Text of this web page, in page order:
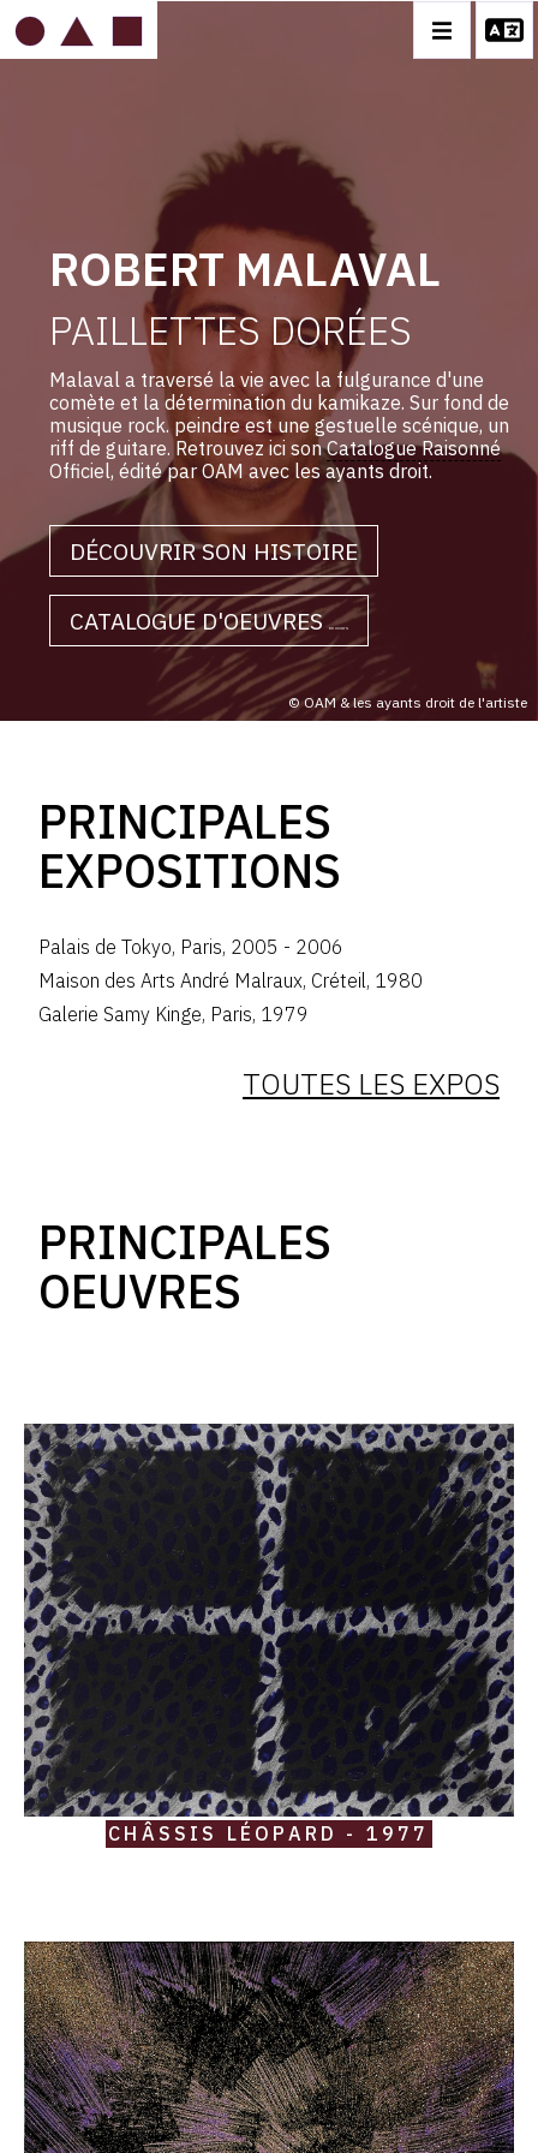
ROBERT MALAVAL
BIOGRAPHIE
CATALOGUE DES OEUVRES
CONTACT
ROBERT MALAVAL
PAILLETTES DORÉES
Malaval a traversé la vie avec la fulgurance d'une
comète et la détermination du kamikaze. Sur fond de
musique rock. peindre est une gestuelle scénique, un
riff de guitare. Retrouvez ici sonCatalogue Raisonné
Officiel, édité par OAM avec les ayants droit.
DÉCOUVRIR SON HISTOIRE
CATALOGUE D'OEUVRESen cours
MOBILE
© OAM & les ayants droit de l'artiste
PRINCIPALES
EXPOSITIONS
Palais de Tokyo, Paris, 2005 - 2006
Maison des Arts André Malraux, Créteil, 1980
Galerie Samy Kinge, Paris, 1979
TOUTES LES EXPOS
PRINCIPALES
OEUVRES
raisonné,
Robert
Malaval,
Châssis
léopard
-
1977
CHÂSSIS LÉOPARD - 1977
Catalogue
raisonné,
Robert
Malaval,
Radium
-
1977